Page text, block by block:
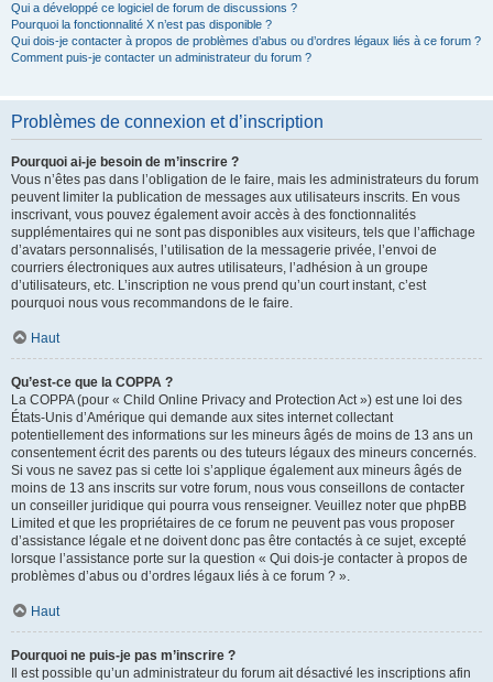
Qui a développé ce logiciel de forum de discussions ?
Pourquoi la fonctionnalité X n’est pas disponible ?
Qui dois-je contacter à propos de problèmes d’abus ou d’ordres légaux liés à ce forum ?
Comment puis-je contacter un administrateur du forum ?
Problèmes de connexion et d’inscription
Pourquoi ai-je besoin de m’inscrire ?
Vous n’êtes pas dans l’obligation de le faire, mais les administrateurs du forum
peuvent limiter la publication de messages aux utilisateurs inscrits. En vous
inscrivant, vous pouvez également avoir accès à des fonctionnalités
supplémentaires qui ne sont pas disponibles aux visiteurs, tels que l’affichage
d’avatars personnalisés, l’utilisation de la messagerie privée, l’envoi de
courriers électroniques aux autres utilisateurs, l’adhésion à un groupe
d’utilisateurs, etc. L’inscription ne vous prend qu’un court instant, c’est
pourquoi nous vous recommandons de le faire.
Haut
Qu’est-ce que la COPPA ?
La COPPA (pour « Child Online Privacy and Protection Act ») est une loi des
États-Unis d’Amérique qui demande aux sites internet collectant
potentiellement des informations sur les mineurs âgés de moins de 13 ans un
consentement écrit des parents ou des tuteurs légaux des mineurs concernés.
Si vous ne savez pas si cette loi s’applique également aux mineurs âgés de
moins de 13 ans inscrits sur votre forum, nous vous conseillons de contacter
un conseiller juridique qui pourra vous renseigner. Veuillez noter que phpBB
Limited et que les propriétaires de ce forum ne peuvent pas vous proposer
d’assistance légale et ne doivent donc pas être contactés à ce sujet, excepté
lorsque l’assistance porte sur la question « Qui dois-je contacter à propos de
problèmes d’abus ou d’ordres légaux liés à ce forum ? ».
Haut
Pourquoi ne puis-je pas m’inscrire ?
Il est possible qu’un administrateur du forum ait désactivé les inscriptions afin